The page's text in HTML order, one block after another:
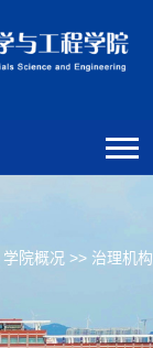
学院概况 >> 治理机构